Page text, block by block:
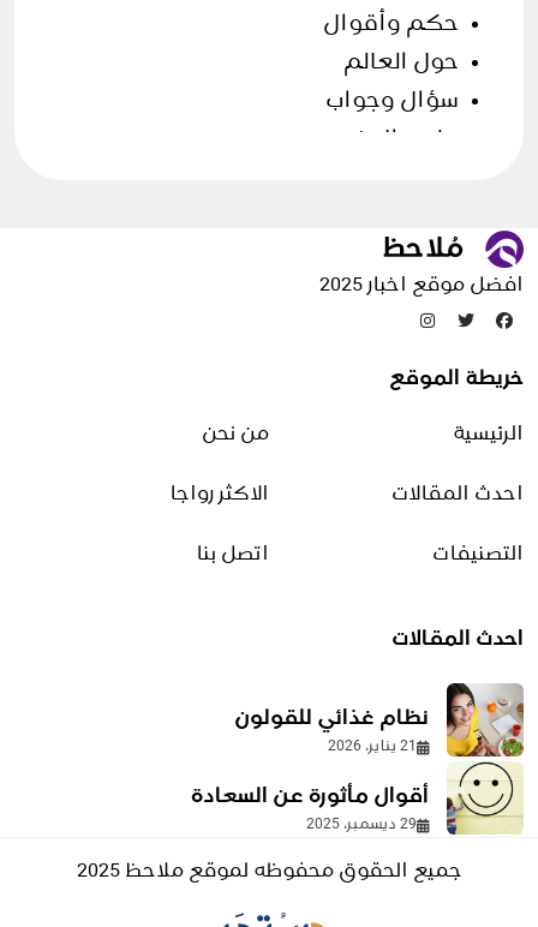
حكم وأقوال
حول العالم
سؤال وجواب
علوم الارض
مقالات منوعة
تدوينات عشوائية
وفوائده في دعم التغذية
1 فبراير، 2026
مدينة نيوم
افضل موقع اخبار 2025
خريطة الموقع
الرئيسية من نحن
احدث المقالات الاكثر رواجا
التصنيفات اتصل بنا
احدث المقالات
نظام غذائي للقولون
21 يناير، 2026
أقوال مأثورة عن السعادة
29 ديسمبر، 2025
جميع الحقوق محفوظه لموقع ملاحظ 2025